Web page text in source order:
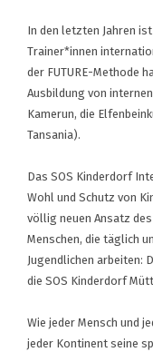
In den letzten Jahren
Trainer*innen
der FUTURE-Methode
Ausbildung von
Kamerun, die
Tansania).
Das SOS Kinderdorf
Wohl und Schutz von
völlig neuen Ansatz
Menschen, die täglich
Jugendlichen arbeiten:
die SOS Kinderdorf
Wie jeder Mensch und
jeder Kontinent seine